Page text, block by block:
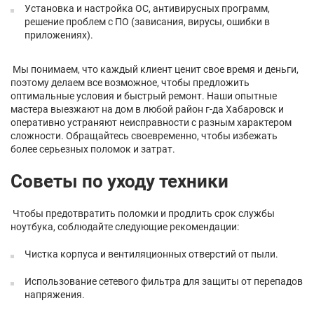
Установка и настройка ОС, антивирусных программ,
решение проблем с ПО (зависания, вирусы, ошибки в
приложениях).
Мы понимаем, что каждый клиент ценит свое время и деньги,
поэтому делаем все возможное, чтобы предложить
оптимальные условия и быстрый ремонт. Наши опытные
мастера выезжают на дом в любой район г-да Хабаровск и
оперативно устраняют неисправности с разным характером
сложности. Обращайтесь своевременно, чтобы избежать
более серьезных поломок и затрат.
Советы по уходу техники
Чтобы предотвратить поломки и продлить срок службы
ноутбука, соблюдайте следующие рекомендации:
Чистка корпуса и вентиляционных отверстий от пыли.
Использование сетевого фильтра для защиты от перепадов
напряжения.